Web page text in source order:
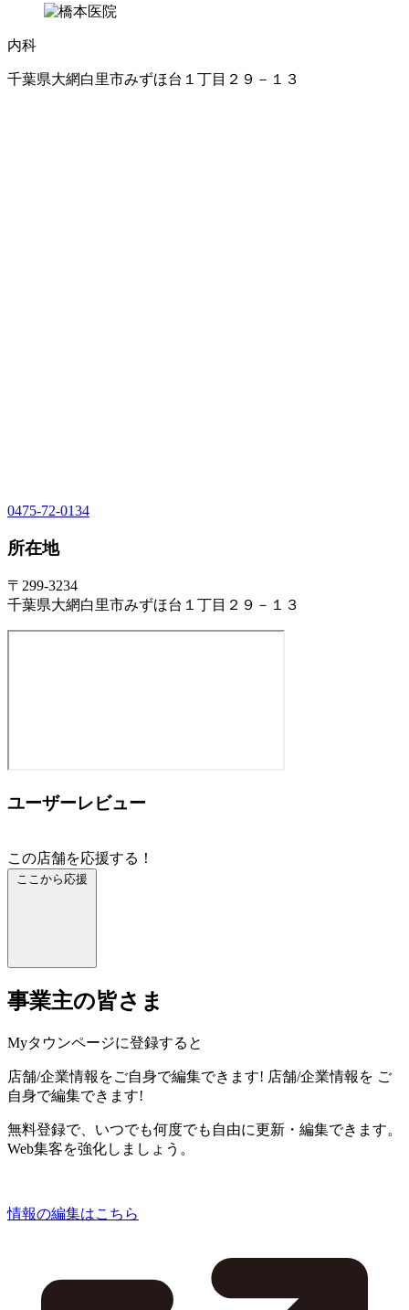
内科
千葉県大網白里市みずほ台１丁目２９－１３
0475-72-0134
所在地
〒299-3234
千葉県大網白里市みずほ台１丁目２９－１３
ユーザーレビュー
この店舗を応援する！
ここから応援
事業主の皆さま
Myタウンページに登録すると
店舗/企業情報をご自身で編集できます! 店舗/企業情報を ご
自身で編集できます!
無料登録で、いつでも何度でも自由に更新・編集できます。
Web集客を強化しましょう。
情報の編集はこちら